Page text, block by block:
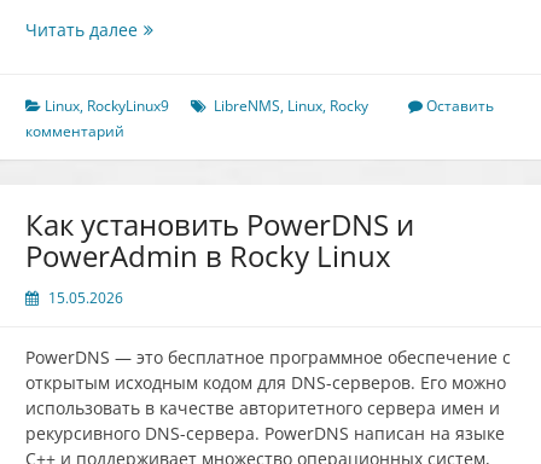
Читать далееКак
мониторинга
на
Linux, RockyLinux9 LibreNMS, Linux, Rocky
Оставить
комментарий
Как установить PowerDNS и
PowerAdmin в Rocky Linux
15.05.2026
PowerDNS — это бесплатное программное обеспечение с
открытым исходным кодом для DNS-серверов. Его можно
использовать в качестве авторитетного сервера имен и
рекурсивного DNS-сервера. PowerDNS написан на языке
C++ и поддерживает множество операционных систем,